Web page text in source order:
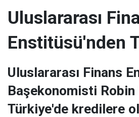
Uluslararası
Enstitüsü'nden
Uluslararası Finans
Başekonomisti Robin
Türkiye'de kredilere